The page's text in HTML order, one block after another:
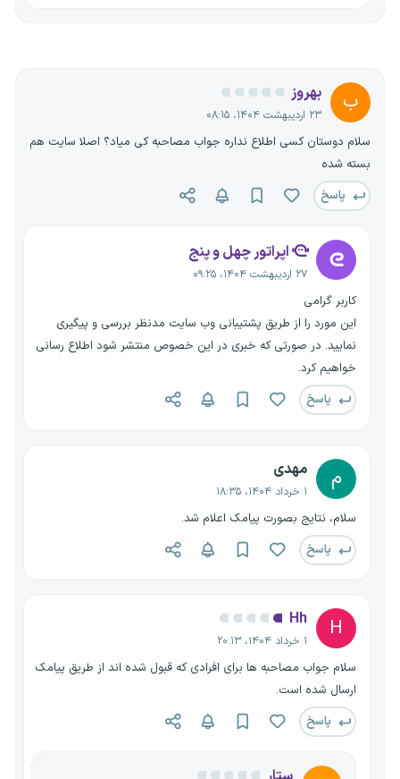
ب بهروز
۲۳ اردیبهشت ۱۴۰۴، ۰۸:۱۵
سلام دوستان کسی اطلاع نداره جواب مصاحبه کی میاد؟ اصلا سایت هم
بسته شده
پاسخ
اپراتور چهل و پنج
۲۷ اردیبهشت ۱۴۰۴، ۰۹:۲۵
کاربر گرامی
این مورد را از طریق پشتیبانی وب سایت مدنظر بررسی و پیگیری
نمایید. در صورتی که خبری در این خصوص منتشر شود اطلاع رسانی
خواهیم کرد.
پاسخ
م مهدی
۱ خرداد ۱۴۰۴، ۱۸:۳۵
سلام، نتایج بصورت پیامک اعلام شد.
پاسخ
H
Hh
۱ خرداد ۱۴۰۴، ۲۰:۱۳
سلام جواب مصاحبه ها برای افرادی که قبول شده اند از طریق پیامک
ارسال شده است.
پاسخ